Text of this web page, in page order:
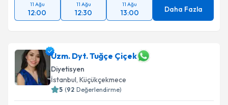
11 Ağu
12:00
11 Ağu
12:30
11 Ağu
13:00 Daha Fazla
Uzm. Dyt. Tuğçe Çiçek
Diyetisyen
İstanbul, Küçükçekmece
5 (92 Değerlendirme)